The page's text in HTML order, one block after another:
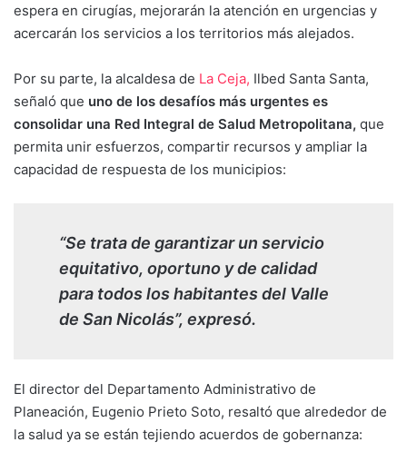
espera en cirugías, mejorarán la atención en urgencias y
acercarán los servicios a los territorios más alejados.
Por su parte, la alcaldesa de La Ceja, Ilbed Santa Santa,
señaló que uno de los desafíos más urgentes es
consolidar una Red Integral de Salud Metropolitana, que
permita unir esfuerzos, compartir recursos y ampliar la
capacidad de respuesta de los municipios:
“Se trata de garantizar un servicio
equitativo, oportuno y de calidad
para todos los habitantes del Valle
de San Nicolás”, expresó.
El director del Departamento Administrativo de
Planeación, Eugenio Prieto Soto, resaltó que alrededor de
la salud ya se están tejiendo acuerdos de gobernanza: